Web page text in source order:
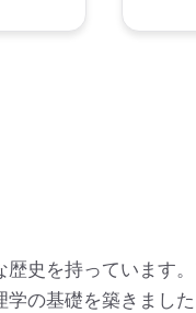
史を持っています
の基礎を築きました